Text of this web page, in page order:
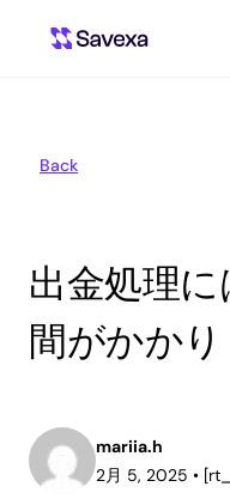
Back
出金処理
間がかか
mariia.h
2月 5, 2025 •